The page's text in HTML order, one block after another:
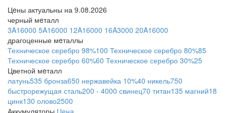
Цeны актуальны на 9.08.2026
черный мeталл
3A16000 5A16000 12A16000 16A3000 20A16000
драгоценные мeталлы
Техническое серебро 98%100 Техническое серебро 80%85
Техническое серебро 60%60 Техническое серебро 30%25
Цветной мeталл
латунь535 бронза650 нержавейка 10%40 никель750
быстрорежущая сталь200 - 4000 свинец70 титан135 магний18
цинк130 олово2500
Аккумуляторы Цена